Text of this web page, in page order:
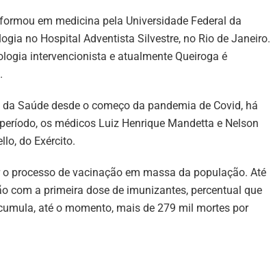
em medicina pela Universidade Federal da
no Hospital Adventista Silvestre, no Rio de Janeiro.
intervencionista e atualmente Queiroga é
Saúde desde o começo da pandemia de Covid, há
os médicos Luiz Henrique Mandetta e Nelson
do Exército.
processo de vacinação em massa da população. Até
com a primeira dose de imunizantes, percentual que
até o momento, mais de 279 mil mortes por